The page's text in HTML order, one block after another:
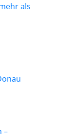
als
–